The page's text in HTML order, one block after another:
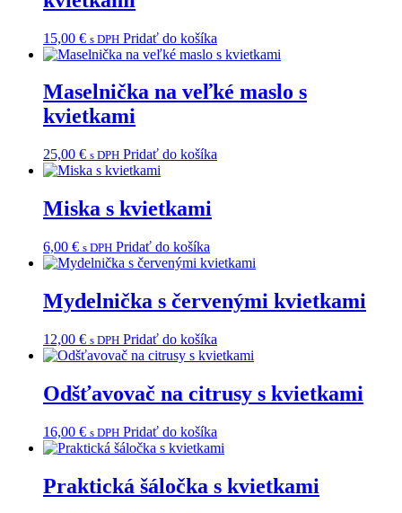
15,00 € s DPH Pridať do košíka
Maselnička na veľké maslo s
kvietkami
25,00 € s DPH Pridať do košíka
Miska s kvietkami
6,00 € s DPH Pridať do košíka
Mydelnička s červenými kvietkami
12,00 € s DPH Pridať do košíka
Odšťavovač na citrusy s kvietkami
16,00 € s DPH Pridať do košíka
Praktická šáločka s kvietkami